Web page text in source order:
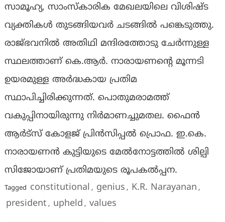
സാമൂഹ്യ, സാംസ്‌കാരിക മേഖലയിലെ വിശിഷ്ട
വ്യക്തികൾ തുടങ്ങിയവർ ചടങ്ങിൽ പങ്കെടുത്തു.
രാജ്ഭവനിൽ അതിഥി മന്ദിരത്തോടു ചേർന്നുള്ള
സ്ഥലത്താണ് കെ.ആർ. നാരായണന്റെ മൂന്നടി
ഉയരമുള്ള അർദ്ധകായ പ്രതിമ
സ്ഥാപിച്ചിരിക്കുന്നത്. പൊതുമരാമത്ത്
വകുപ്പിനായിരുന്നു നിർമാണച്ചുമതല. ഫൈൻ
ആർട്സ് കോളജ് പ്രിൻസിപ്പൽ പ്രൊഫ. ഇ.കെ.
നാരായണൻ കുട്ടിയുടെ മേൽനോട്ടത്തിൽ ശില്പി
സിജോയാണ് പ്രതിമയുടെ രൂപകൽപ്പന.
Tagged constitutional , genius , K.R. Narayanan ,
president , upheld , values